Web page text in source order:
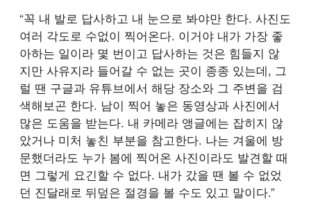
“꼭 내 발로 답사하고 내 눈으로 봐야만 한다. 사진도
여러 각도로 수없이 찍어온다. 이거야 내가 가장 좋
아하는 일이라 몇 번이고 답사하는 것은 힘들지 않
지만 사유지라 들어갈 수 없는 곳이 종종 있는데, 그
럴 땐 구글과 유튜브에서 해당 장소와 그 주변을 검
색해보곤 한다. 남이 찍어 놓은 동영상과 사진에서
많은 도움을 받는다. 내 카메라 앵글에는 잡히지 않
았거나 미처 놓친 부분을 참고한다. 나는 겨울에 방
문했더라도 누가 봄에 찍어온 사진이라도 발견할 때
면 그렇게 요긴할 수 없다. 내가 갔을 땐 볼 수 없었
던 진달래로 뒤덮은 절경을 볼 수도 있고 말이다.”